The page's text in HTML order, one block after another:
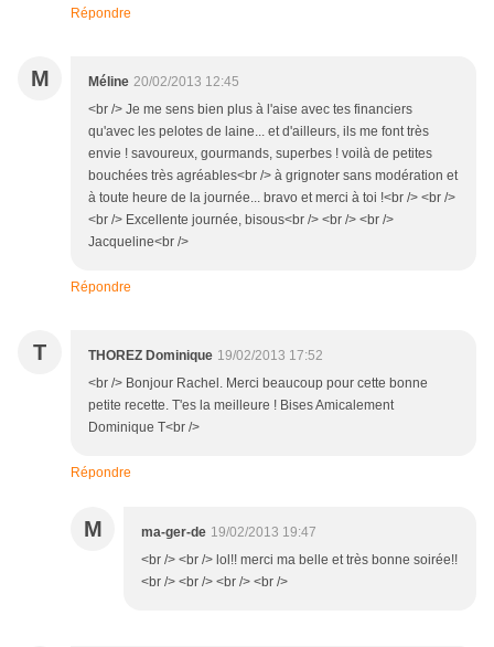
Répondre
M Méline 20/02/2013 12:45
<br /> Je me sens bien plus à l'aise avec tes financiers
qu'avec les pelotes de laine... et d'ailleurs, ils me font très
envie ! savoureux, gourmands, superbes ! voilà de petites
bouchées très agréables<br /> à grignoter sans modération et
à toute heure de la journée... bravo et merci à toi !<br /> <br />
<br /> Excellente journée, bisous<br /> <br /> <br />
Jacqueline<br />
Répondre
T THOREZ Dominique 19/02/2013 17:52
<br /> Bonjour Rachel. Merci beaucoup pour cette bonne
petite recette. T'es la meilleure ! Bises Amicalement
Dominique T<br />
Répondre
M ma-ger-de 19/02/2013 19:47
<br /> <br /> lol!! merci ma belle et très bonne soirée!!
<br /> <br /> <br /> <br />